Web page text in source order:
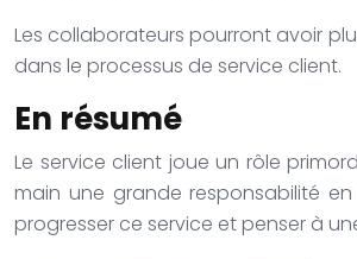
Les collaborateurs pourront avoir
dans le processus de service client.
En résumé
Le service client joue un rôle
main une grande responsabilité
progresser ce service et penser à